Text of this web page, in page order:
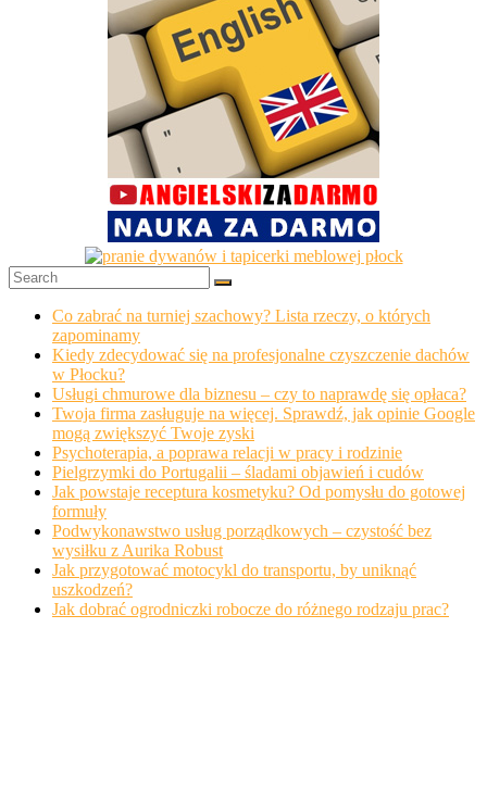
Co zabrać na turniej szachowy? Lista rzeczy, o których
zapominamy
Kiedy zdecydować się na profesjonalne czyszczenie dachów
w Płocku?
Usługi chmurowe dla biznesu – czy to naprawdę się opłaca?
Twoja firma zasługuje na więcej. Sprawdź, jak opinie Google
mogą zwiększyć Twoje zyski
Psychoterapia, a poprawa relacji w pracy i rodzinie
Pielgrzymki do Portugalii – śladami objawień i cudów
Jak powstaje receptura kosmetyku? Od pomysłu do gotowej
formuły
Podwykonawstwo usług porządkowych – czystość bez
wysiłku z Aurika Robust
Jak przygotować motocykl do transportu, by uniknąć
uszkodzeń?
Jak dobrać ogrodniczki robocze do różnego rodzaju prac?